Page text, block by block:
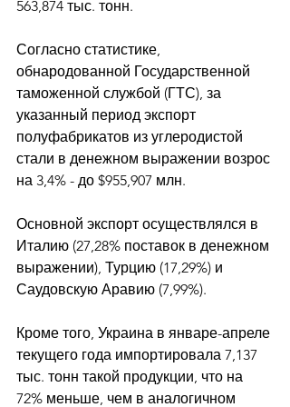
563,874 тыс. тонн.
Согласно статистике,
обнародованной Государственной
таможенной службой (ГТС), за
указанный период экспорт
полуфабрикатов из углеродистой
стали в денежном выражении возрос
на 3,4% - до $955,907 млн.
Основной экспорт осуществлялся в
Италию (27,28% поставок в денежном
выражении), Турцию (17,29%) и
Саудовскую Аравию (7,99%).
Кроме того, Украина в январе-апреле
текущего года импортировала 7,137
тыс. тонн такой продукции, что на
72% меньше, чем в аналогичном